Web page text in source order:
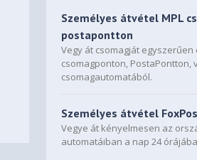
Személyes átvétel MPL
postapontton
Vegy át csomagját egyszerűen
csomagponton, PostaPontton,
csomagautomatából.
Személyes átvétel
Vegye át kényelmesen az
automatáiban a nap 24